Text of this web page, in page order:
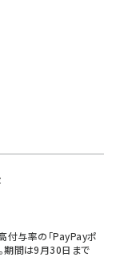
付与率の「PayPayポ
期間は9月30日まで